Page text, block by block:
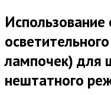
Использование
лампочек) для
нештатного